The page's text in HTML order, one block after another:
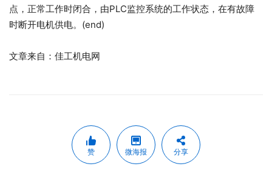
点，正常工作时闭合，由PLC监控系统的工作状态，在有故障
时断开电机供电。(end)
文章来自：佳工机电网
赞 微海报 分享